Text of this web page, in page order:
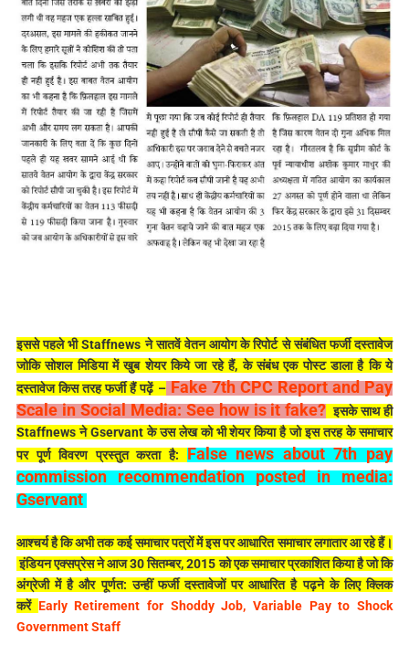
इससे पहले भी Staffnews ने सातवें वेतन आयोग के रिपोर्ट से संबंधित फर्जी दस्तावेज
जोकि सोशल मिडिया में खुब शेयर किये जा रहे हैं, के संबंध एक पोस्ट डाला है कि ये
दस्तावेज किस तरह फर्जी हैं पढ़ें – Fake 7th CPC Report and Pay
Scale in Social Media: See how is it fake? इसके साथ ही
Staffnews ने Gservant के उस लेख को भी शेयर किया है जो इस तरह के समाचार
पर पूर्ण विवरण प्रस्तुत करता है: False news about 7th pay
commission recommendation posted in media:
Gservant
आश्चर्य है कि अभी तक कई समाचार पत्रों में इस पर आधारित समाचार लगातार आ रहे हैं।
इंडियन एक्सप्रेस ने आज 30 सितम्बर, 2015 को एक समाचार प्रकाशित किया है जो कि
अंग्रेजी में है और पूर्णत: उन्हीं फर्जी दस्तावेजों पर आधारित है पढ़ने के लिए क्लिक
करें Early Retirement for Shoddy Job, Variable Pay to Shock
Government Staff